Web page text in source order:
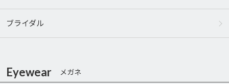
ブライダル
Eyewear メガネ